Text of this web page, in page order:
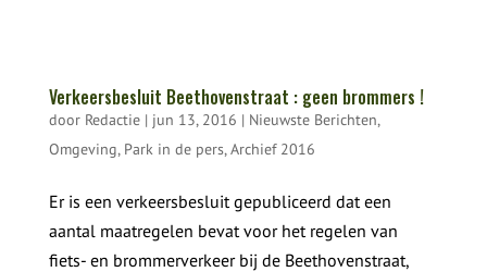
Verkeersbesluit Beethovenstraat : geen brommers !
door Redactie| jun 13, 2016 | Nieuwste Berichten,
Omgeving, Park in de pers,Archief 2016
Er is een verkeersbesluit gepubliceerd dat een
aantal maatregelen bevat voor het regelen van
fiets- en brommerverkeer bij de Beethovenstraat,